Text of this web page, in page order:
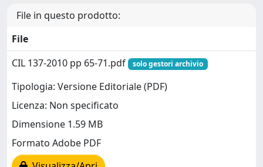
File in questo prodotto:
File
CIL 137-2010 pp 65-71.pdf
solo gestori archivio
Tipologia: Versione Editoriale (PDF)
Licenza: Non specificato
Dimensione 1.59 MB
Formato Adobe PDF